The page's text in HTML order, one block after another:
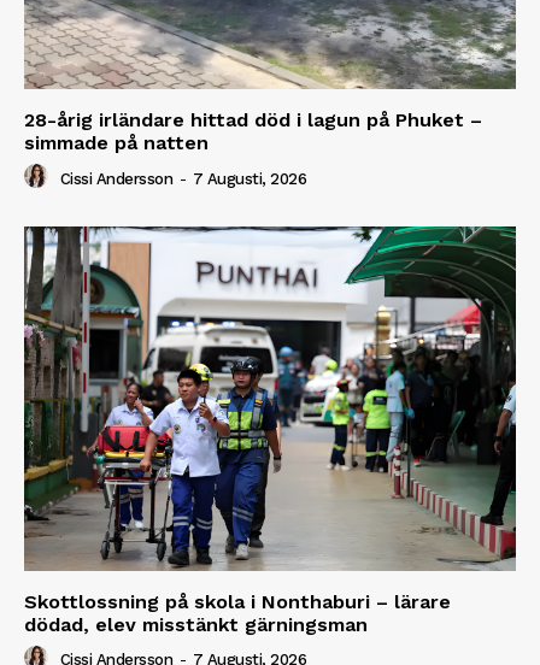
28-årig irländare hittad död i lagun på Phuket –
simmade på natten
Cissi Andersson - 7 Augusti, 2026
Skottlossning på skola i Nonthaburi – lärare
dödad, elev misstänkt gärningsman
Cissi Andersson - 7 Augusti, 2026